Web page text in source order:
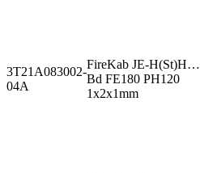
3T21A083002-
04A
FireKab JE-H(St)H…
Bd FE180 PH120
1x2x1mm